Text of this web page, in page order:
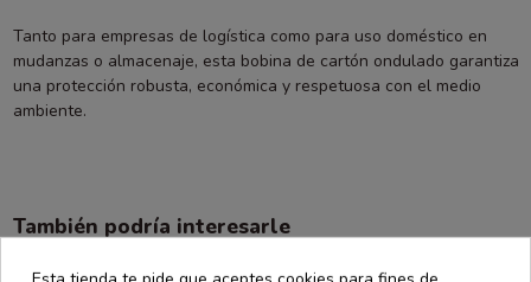
Tanto para empresas de logística como para uso doméstico en
mudanzas o almacenaje, esta bobina de cartón ondulado garantiza
una protección robusta, económica y respetuosa con el medio
ambiente.
También podría interesarle